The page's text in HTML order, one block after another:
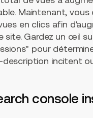
Maintenant, vous
en clics afin
site. Gardez un œil
pour
incitent
console